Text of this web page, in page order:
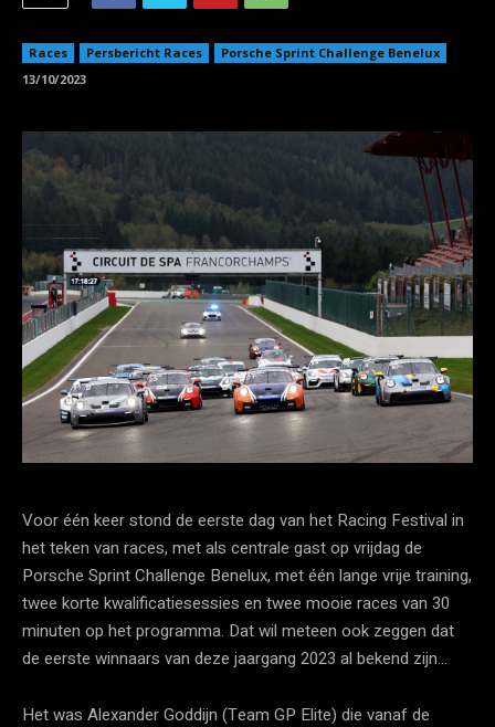
Races Persbericht Races
Porsche Sprint Challenge Benelux
13/10/2023
Voor één keer stond de eerste dag van het Racing Festival in
het teken van races, met als centrale gast op vrijdag de
Porsche Sprint Challenge Benelux, met één lange vrije training,
twee korte kwalificatiesessies en twee mooie races van 30
minuten op het programma. Dat wil meteen ook zeggen dat
de eerste winnaars van deze jaargang 2023 al bekend zijn…
Het was Alexander Goddijn (Team GP Elite) die vanaf de